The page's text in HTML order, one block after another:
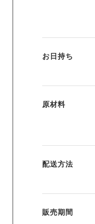
お日持ち
原材料
配送方法
販売期間